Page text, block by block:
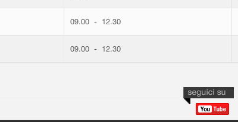
09.00 - 12.30
09.00 - 12.30